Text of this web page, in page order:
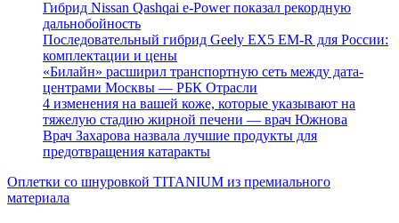
Гибрид Nissan Qashqai e-Power показал рекордную
дальнобойность
Последовательный гибрид Geely EX5 EM-R для России:
комплектации и цены
«Билайн» расширил транспортную сеть между дата-
центрами Москвы — РБК Отрасли
4 изменения на вашей коже, которые указывают на
тяжелую стадию жирной печени — врач Южнова
Врач Захарова назвала лучшие продукты для
предотвращения катаракты
Оплетки со шнуровкой TITANIUM из премиального
материала